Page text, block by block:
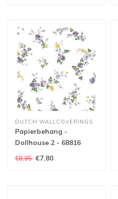
DUTCH WALLCOVERINGS
Papierbehang -
Dollhouse 2 - 68816
€8,95 €7,80